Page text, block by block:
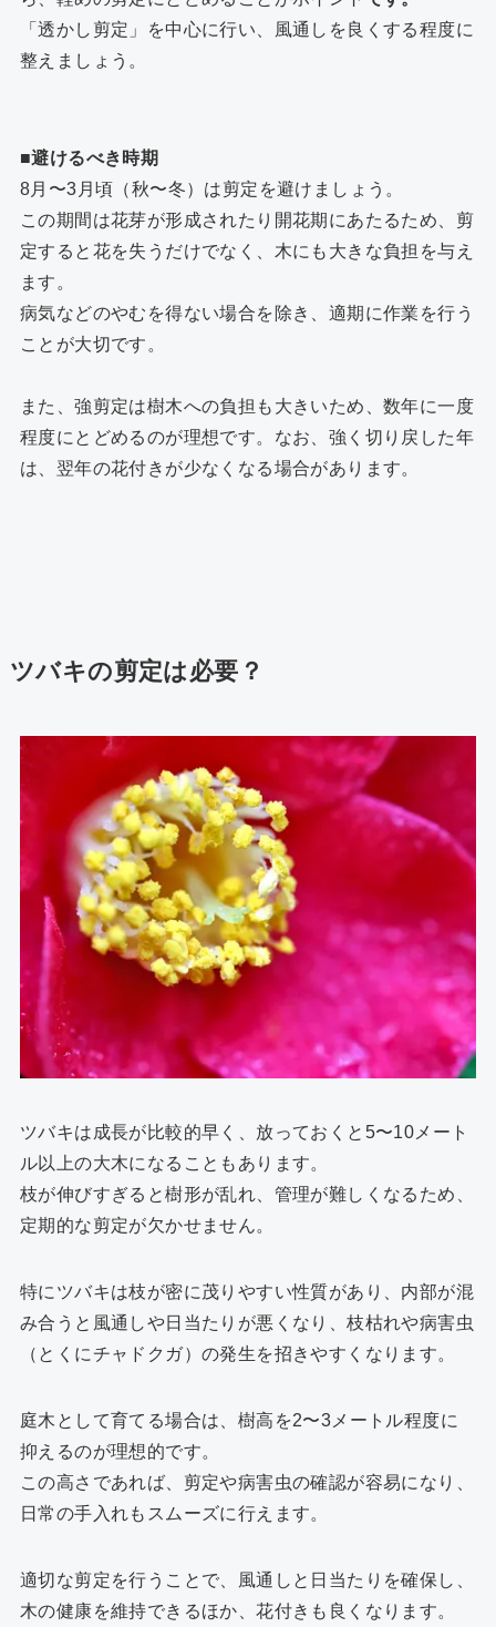
「透かし剪定」を中心に行い、風通しを良くする程度に
整えましょう。
■避けるべき時期
8月〜3月頃（秋〜冬）は剪定を避けましょう。
この期間は花芽が形成されたり開花期にあたるため、剪
定すると花を失うだけでなく、木にも大きな負担を与え
ます。
病気などのやむを得ない場合を除き、適期に作業を行う
ことが大切です。
また、強剪定は樹木への負担も大きいため、数年に一度
程度にとどめるのが理想です。なお、強く切り戻した年
は、翌年の花付きが少なくなる場合があります。
ツバキの剪定は必要？
ツバキは成長が比較的早く、放っておくと5〜10メート
ル以上の大木になることもあります。
枝が伸びすぎると樹形が乱れ、管理が難しくなるため、
定期的な剪定が欠かせません。
特にツバキは枝が密に茂りやすい性質があり、内部が混
み合うと風通しや日当たりが悪くなり、枝枯れや病害虫
（とくにチャドクガ）の発生を招きやすくなります。
庭木として育てる場合は、樹高を2〜3メートル程度に
抑えるのが理想的です。
この高さであれば、剪定や病害虫の確認が容易になり、
日常の手入れもスムーズに行えます。
適切な剪定を行うことで、風通しと日当たりを確保し、
木の健康を維持できるほか、花付きも良くなります。